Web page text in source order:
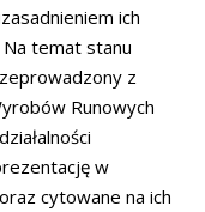
ich
Na temat stanu
z
Runowych
w
cytowane na ich